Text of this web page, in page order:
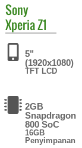
Sony
Xperia Z1
5"
(1920x1080)
TFT LCD
2GB
Snapdragon
800 SoC
16GB
Penyimpanan